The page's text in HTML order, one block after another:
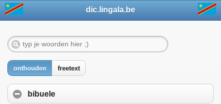
dic.lingala.be
onthouden freetext
bibuele